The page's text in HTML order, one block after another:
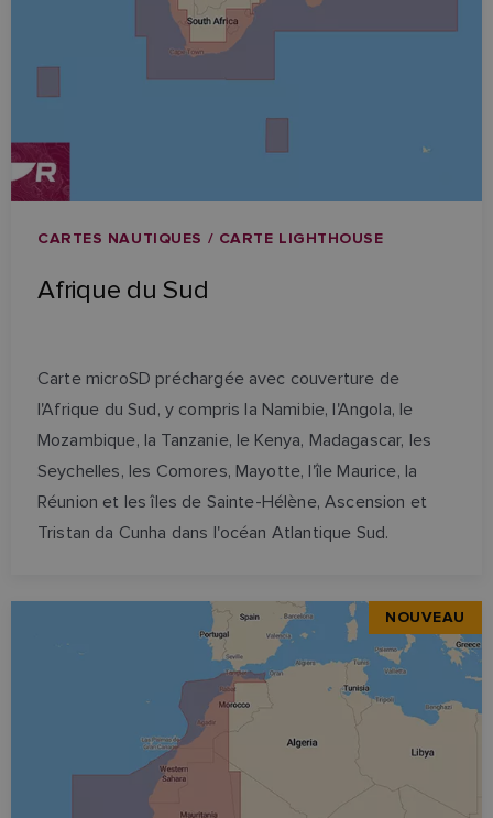
CARTES NAUTIQUES / CARTE LIGHTHOUSE
Afrique du Sud
Carte microSD préchargée avec couverture de
l'Afrique du Sud, y compris la Namibie, l'Angola, le
Mozambique, la Tanzanie, le Kenya, Madagascar, les
Seychelles, les Comores, Mayotte, l'île Maurice, la
Réunion et les îles de Sainte-Hélène, Ascension et
Tristan da Cunha dans l'océan Atlantique Sud.
NOUVEAU